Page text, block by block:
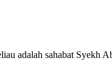
adalah sahabat Syekh